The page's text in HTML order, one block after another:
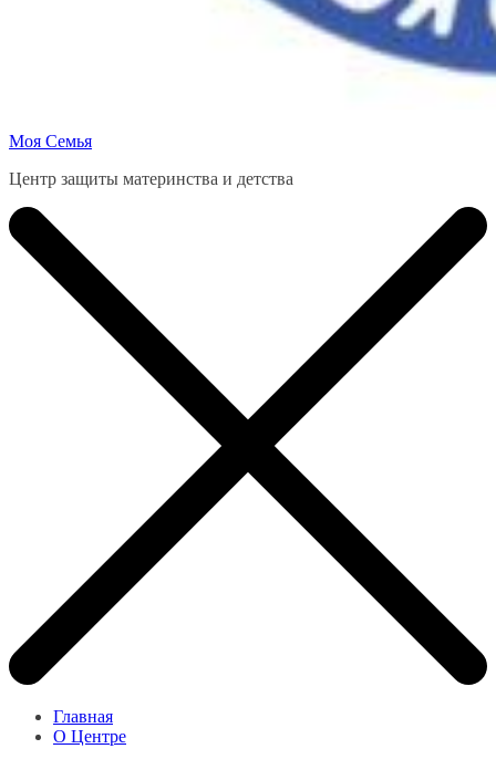
Моя Семья
Центр защиты материнства и детства
Главная
О Центре